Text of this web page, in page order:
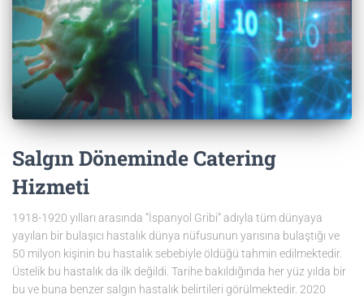
Salgın Döneminde Catering
Hizmeti
1918-1920 yılları arasında “İspanyol Gribi” adıyla tüm dünyaya
yayılan bir bulaşıcı hastalık dünya nüfusunun yarısına bulaştığı ve
50 milyon kişinin bu hastalık sebebiyle öldüğü tahmin edilmektedir.
Üstelik bu hastalık da ilk değildi. Tarihe bakıldığında her yüz yılda bir
bu ve buna benzer salgın hastalık belirtileri görülmektedir. 2020